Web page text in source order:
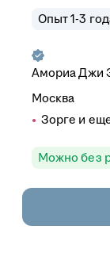
Опыт 1-3
Амориа Джи
Москва
Зорге и
Можно без